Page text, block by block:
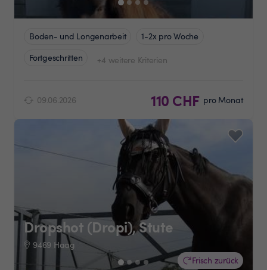
Boden- und Longenarbeit
1-2x pro Woche
Fortgeschritten
+4 weitere Kriterien
09.06.2026 110 CHF pro Monat
Frisch zurück
Dropshot (Dropi), Stute
9469 Haag